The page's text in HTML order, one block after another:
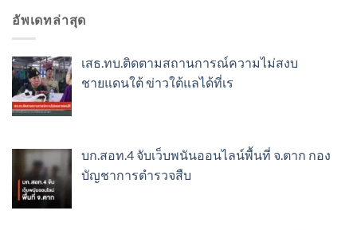
อัพเดทล่าสุด
เสธ.ทบ.ติดตามสถานการณ์ความไม่สงบ
ชายแดนใต้ ข่าวใต้แลได้ที่เร
บก.สอท.4 จับเว็บพนันออนไลน์พื้นที่ จ.ตาก กอง
บัญชาการตำรวจสืบ